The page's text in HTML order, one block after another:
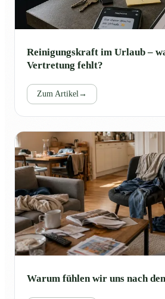
Reinigungskraft im Urlaub –
Vertretung fehlt?
Zum Artikel→
Warum fühlen wir uns nach